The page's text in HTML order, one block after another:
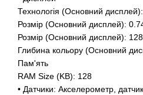
Технологія (Основний
Розмір (Основний дисплей):
Розмір (Основний дисплей):
Глибина кольору (Основний
Пам'ять
RAM Size (KB): 128
• Датчики: Акселерометр,